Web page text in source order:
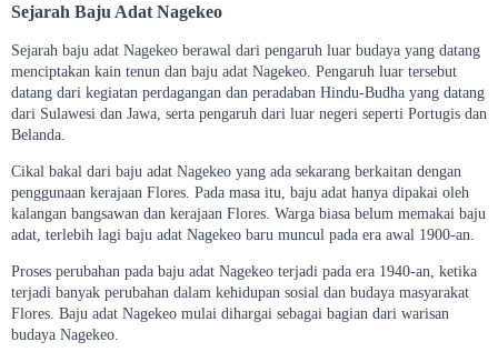
Sejarah Baju Adat Nagekeo
Sejarah baju adat Nagekeo berawal dari pengaruh luar budaya yang datang
menciptakan kain tenun dan baju adat Nagekeo. Pengaruh luar tersebut
datang dari kegiatan perdagangan dan peradaban Hindu-Budha yang datang
dari Sulawesi dan Jawa, serta pengaruh dari luar negeri seperti Portugis dan
Belanda.
Cikal bakal dari baju adat Nagekeo yang ada sekarang berkaitan dengan
penggunaan kerajaan Flores. Pada masa itu, baju adat hanya dipakai oleh
kalangan bangsawan dan kerajaan Flores. Warga biasa belum memakai baju
adat, terlebih lagi baju adat Nagekeo baru muncul pada era awal 1900-an.
Proses perubahan pada baju adat Nagekeo terjadi pada era 1940-an, ketika
terjadi banyak perubahan dalam kehidupan sosial dan budaya masyarakat
Flores. Baju adat Nagekeo mulai dihargai sebagai bagian dari warisan
budaya Nagekeo.